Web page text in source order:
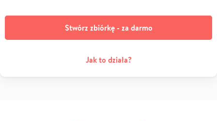
Stwórz zbiórkę - za darmo
Jak to działa?